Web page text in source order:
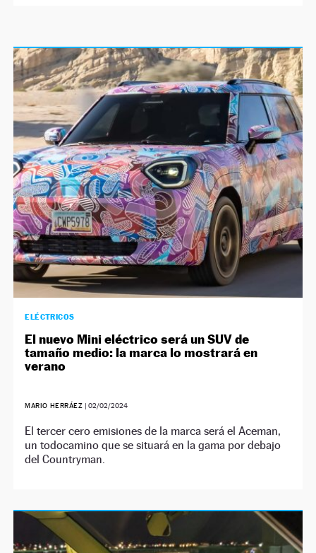
ELÉCTRICOS
El nuevo Mini eléctrico será un SUV de
tamaño medio: la marca lo mostrará en
verano
MARIO HERRÁEZ | 02/02/2024
El tercer cero emisiones de la marca será el Aceman,
un todocamino que se situará en la gama por debajo
del Countryman.